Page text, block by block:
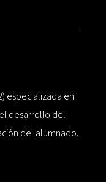
especializada en
desarrollo del
del alumnado.